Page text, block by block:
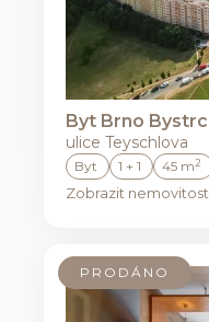
Byt Brno Bystrc
ulice Teyschlova
Byt 1 + 1 45 m2
Zobrazit nemovitost
PRODÁNO